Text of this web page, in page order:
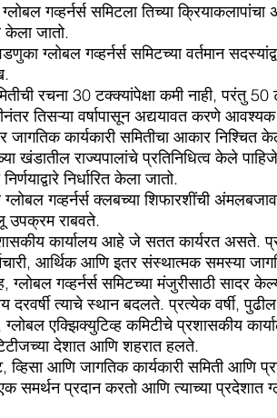
ग्लोबल गव्हर्नर्स समिटला तिच्या
केला जातो.
ग्लोबल गव्हर्नर्स समिटच्या वर्तमान
रचना 30 टक्क्यांपेक्षा कमी नाही, परंतु
तिसऱ्या वर्षापासून अद्ययावत करणे
जागतिक कार्यकारी समितीचा आकार निश्चित
खंडातील राज्यपालांचे प्रतिनिधित्व केले
निर्धारित केला जातो.
ग्लोबल गव्हर्नर्स क्लबच्या शिफारशींची
उपक्रम राबवते.
कार्यालय आहे जे सतत कार्यरत असते.
आर्थिक आणि इतर संस्थात्मक समस्या
गव्हर्नर्स समिटच्या मंजुरीसाठी सादर
दरवर्षी त्याचे स्थान बदलते. प्रत्येक वर्षी,
एक्झिक्युटिव्ह कमिटीचे प्रशासकीय
देशात आणि शहरात हलते.
आणि जागतिक कार्यकारी समिती आणि
समर्थन प्रदान करतो आणि त्याच्या प्रदेशात